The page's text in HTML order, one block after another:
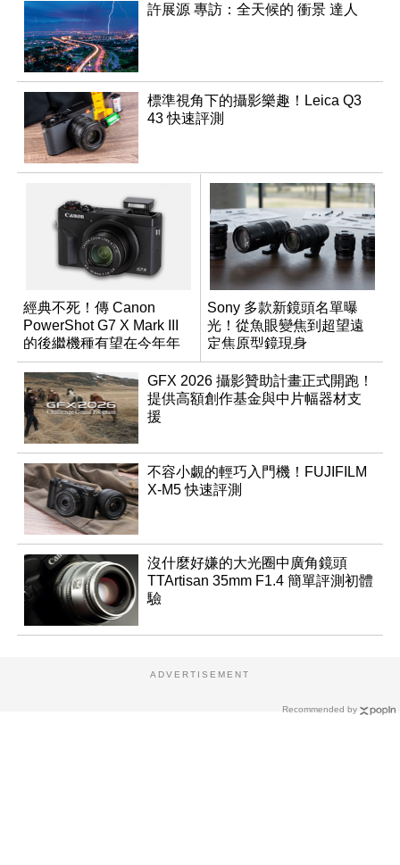
許展源 專訪：全天候的 衝景 達人
標準視角下的攝影樂趣！Leica Q3
43 快速評測
經典不死！傳 Canon
PowerShot G7 X Mark III
的後繼機種有望在今年年
底前推出？
Sony 多款新鏡頭名單曝
光！從魚眼變焦到超望遠
定焦原型鏡現身
GFX 2026 攝影贊助計畫正式開跑！
提供高額創作基金與中片幅器材支
援
不容小覷的輕巧入門機！FUJIFILM
X-M5 快速評測
沒什麼好嫌的大光圈中廣角鏡頭
TTArtisan 35mm F1.4 簡單評測初體
驗
Recommended by
ADVERTISEMENT